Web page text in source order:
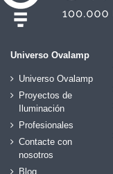
Universo Ovalamp
Universo Ovalamp
Proyectos de
Iluminación
Profesionales
Contacte con
nosotros
Blog